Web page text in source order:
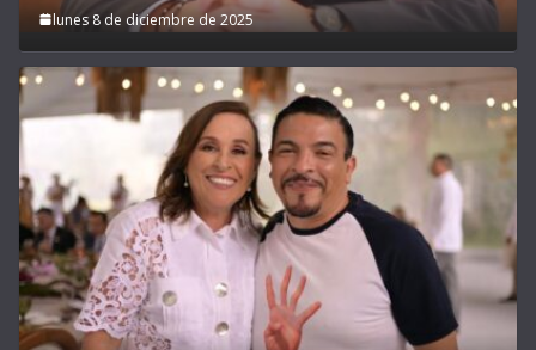
lunes 8 de diciembre de 2025